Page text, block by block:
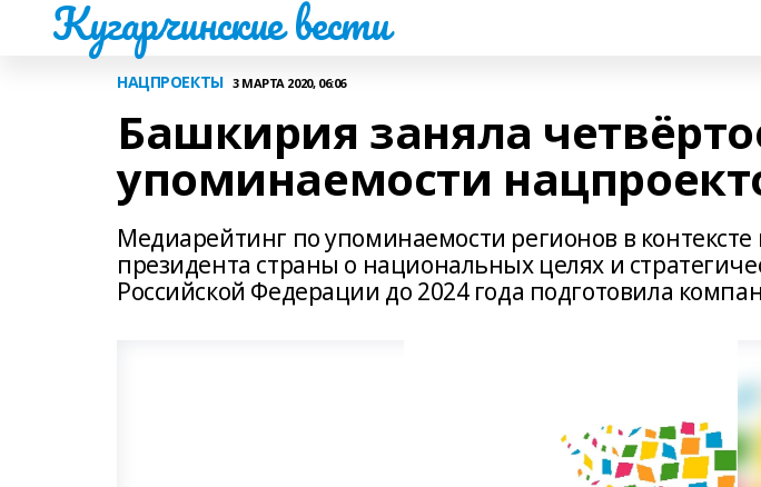
Кугарчинские вести
НАЦПРОЕКТЫ 3 МАРТА 2020, 06:06
Башкирия заняла
упоминаемости
Медиарейтинг по упоминаемости регионов в контексте
президента страны о национальных целях и
Российской Федерации до 2024 года подготовила